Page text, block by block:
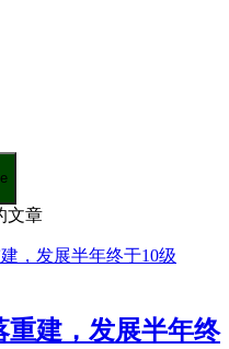
文章
重建，发展半年终